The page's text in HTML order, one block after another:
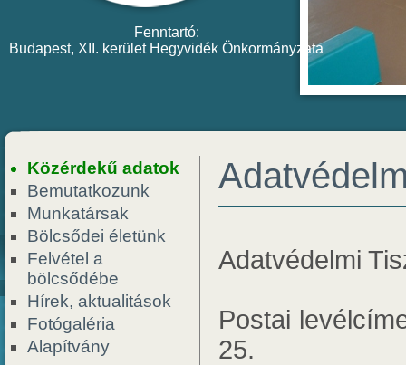
Fenntartó:
Budapest, XII. kerület Hegyvidék Önkormányzata
Közérdekű adatok
Bemutatkozunk
Munkatársak
Bölcsődei életünk
Felvétel a
bölcsődébe
Hírek, aktualitások
Fotógaléria
Alapítvány
Adatvédelmi
Postai
25.